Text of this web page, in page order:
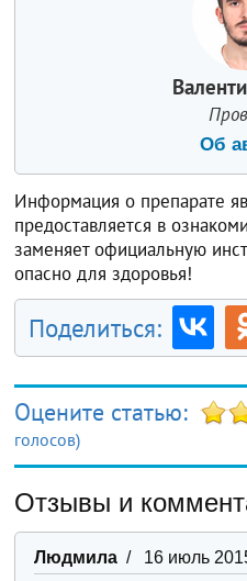
Об
Информация о препарате
предоставляется в
заменяет официальную
опасно для здоровья!
Поделиться:
Оцените статью:
голосов)
Отзывы и
Людмила/ 16 июль